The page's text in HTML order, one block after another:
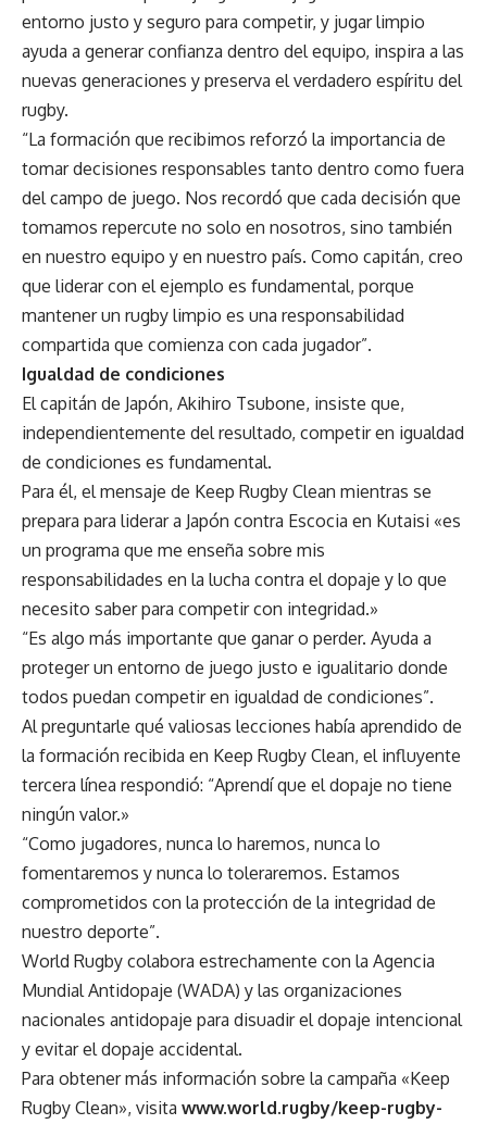
entorno justo y seguro para competir, y jugar limpio
ayuda a generar confianza dentro del equipo, inspira a las
nuevas generaciones y preserva el verdadero espíritu del
rugby.
“La formación que recibimos reforzó la importancia de
tomar decisiones responsables tanto dentro como fuera
del campo de juego. Nos recordó que cada decisión que
tomamos repercute no solo en nosotros, sino también
en nuestro equipo y en nuestro país. Como capitán, creo
que liderar con el ejemplo es fundamental, porque
mantener un rugby limpio es una responsabilidad
compartida que comienza con cada jugador”.
Igualdad de condiciones
El capitán de Japón, Akihiro Tsubone, insiste que,
independientemente del resultado, competir en igualdad
de condiciones es fundamental.
Para él, el mensaje de Keep Rugby Clean mientras se
prepara para liderar a Japón contra Escocia en Kutaisi «es
un programa que me enseña sobre mis
responsabilidades en la lucha contra el dopaje y lo que
necesito saber para competir con integridad.»
“Es algo más importante que ganar o perder. Ayuda a
proteger un entorno de juego justo e igualitario donde
todos puedan competir en igualdad de condiciones”.
Al preguntarle qué valiosas lecciones había aprendido de
la formación recibida en Keep Rugby Clean, el influyente
tercera línea respondió: “Aprendí que el dopaje no tiene
ningún valor.»
“Como jugadores, nunca lo haremos, nunca lo
fomentaremos y nunca lo toleraremos. Estamos
comprometidos con la protección de la integridad de
nuestro deporte”.
World Rugby colabora estrechamente con la Agencia
Mundial Antidopaje (WADA) y las organizaciones
nacionales antidopaje para disuadir el dopaje intencional
y evitar el dopaje accidental.
Para obtener más información sobre la campaña «Keep
Rugby Clean», visita www.world.rugby/keep-rugby-